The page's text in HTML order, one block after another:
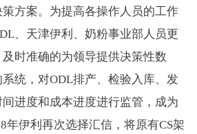
方案。为提高各操作人员的工作
、天津伊利、奶粉事业部人员更
时准确的为领导提供决策性数
统，对ODL排产、检验入库、发
进度和成本进度进行监管，成为
年伊利再次选择汇信，将原有CS架